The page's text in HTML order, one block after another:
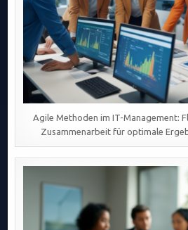
Agile Methoden im IT-Management:
Zusammenarbeit für optimale